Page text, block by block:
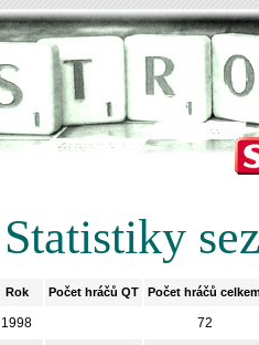
Statistiky
Rok Počet hráčů QT Počet hráčů
1998
72